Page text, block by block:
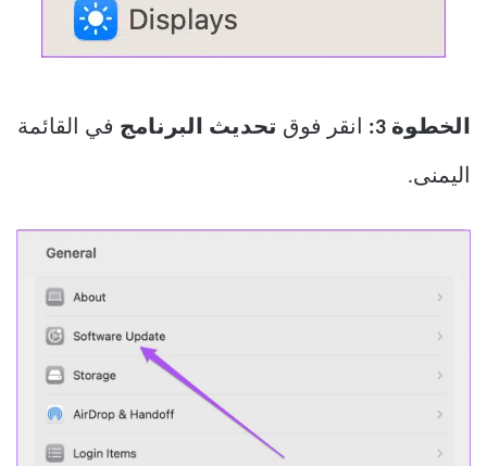
الخطوة 3: انقر فوق تحديث البرنامج في القائمة
اليمنى.